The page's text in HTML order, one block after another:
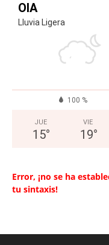
OIA
Lluvia Ligera
100 %
JUE
15°
VIE
19°
Error, ¡no se ha
tu sintaxis!